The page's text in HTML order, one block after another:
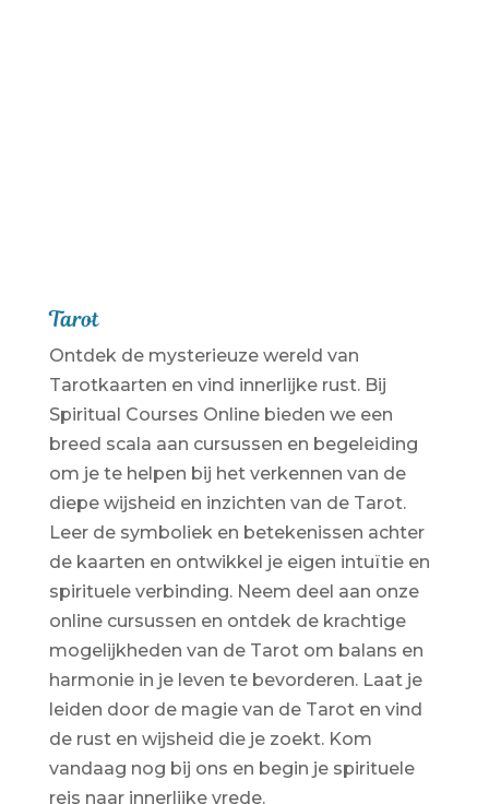
Tarot
Ontdek de mysterieuze wereld van
Tarotkaarten en vind innerlijke rust. Bij
Spiritual Courses Online bieden we een
breed scala aan cursussen en begeleiding
om je te helpen bij het verkennen van de
diepe wijsheid en inzichten van de Tarot.
Leer de symboliek en betekenissen achter
de kaarten en ontwikkel je eigen intuïtie en
spirituele verbinding. Neem deel aan onze
online cursussen en ontdek de krachtige
mogelijkheden van de Tarot om balans en
harmonie in je leven te bevorderen. Laat je
leiden door de magie van de Tarot en vind
de rust en wijsheid die je zoekt. Kom
vandaag nog bij ons en begin je spirituele
reis naar innerlijke vrede.